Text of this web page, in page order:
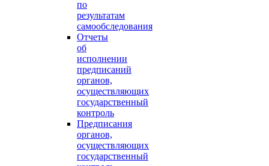
по
результатам
самообследования
Отчеты
об
исполнении
предписаний
органов,
осуществляющих
государственный
контроль
Предписания
органов,
осуществляющих
государственный